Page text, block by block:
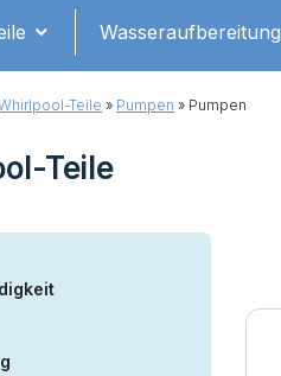
Wasseraufbereitung
Teile » Pumpen » Pumpen
Teile